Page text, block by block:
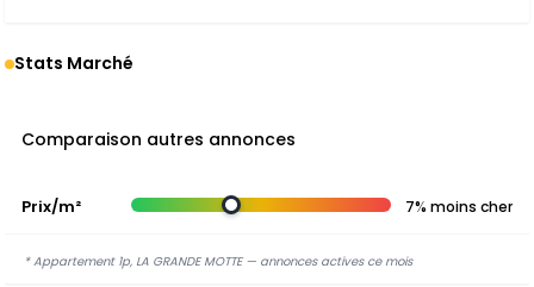
Stats Marché
Comparaison autres annonces
Prix/m² 7% moins cher
* Appartement 1p, LA GRANDE MOTTE — annonces actives ce mois